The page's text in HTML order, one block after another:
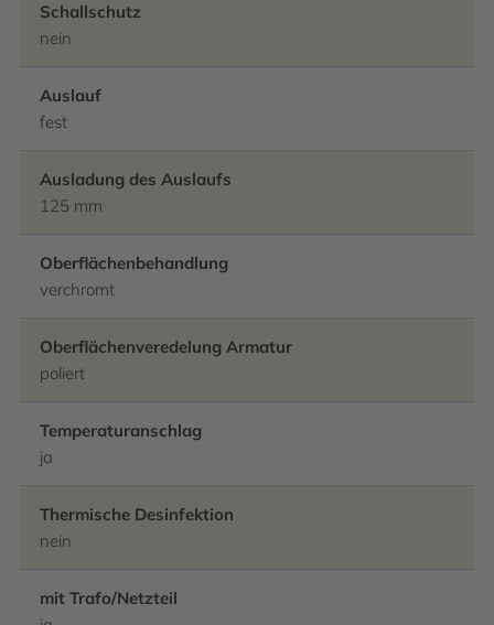
Schallschutz
nein
Auslauf
fest
Ausladung des Auslaufs
125 mm
Oberflächenbehandlung
verchromt
Oberflächenveredelung Armatur
poliert
Temperaturanschlag
ja
Thermische Desinfektion
nein
mit Trafo/Netzteil